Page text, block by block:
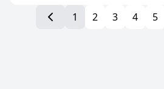
1 2 3 4 5